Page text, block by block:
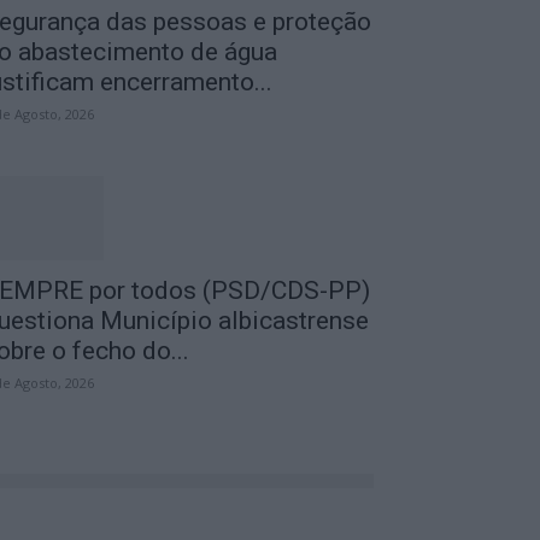
das pessoas e proteção
abastecimento de água
encerramento...
Agosto, 2026
por todos (PSD/CDS-PP)
Município albicastrense
o fecho do...
Agosto, 2026